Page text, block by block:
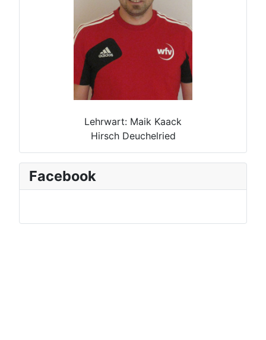
Lehrwart: Maik Kaack
Hirsch Deuchelried
Facebook